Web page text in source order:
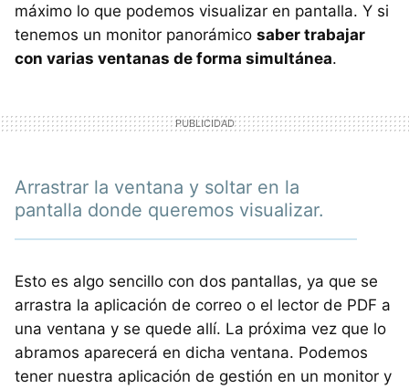
máximo lo que podemos visualizar en pantalla. Y si
tenemos un monitor panorámico saber trabajar
con varias ventanas de forma simultánea.
Arrastrar la ventana y soltar en la
pantalla donde queremos visualizar.
Esto es algo sencillo con dos pantallas, ya que se
arrastra la aplicación de correo o el lector de PDF a
una ventana y se quede allí. La próxima vez que lo
abramos aparecerá en dicha ventana. Podemos
tener nuestra aplicación de gestión en un monitor y